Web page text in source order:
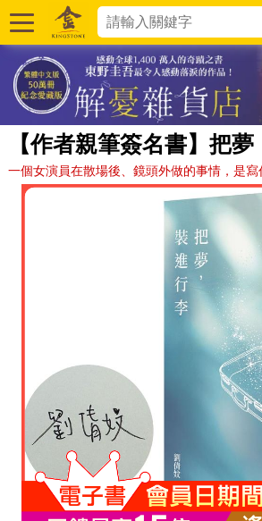
【作者親筆簽名書】把
一個女演員在散場後、鏡頭外做的事情，是寫